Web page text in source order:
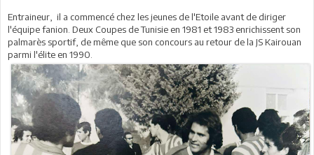
Entraineur, il a commencé chez les jeunes de l'Etoile avant de diriger
l'équipe fanion. Deux Coupes de Tunisie en 1981 et 1983 enrichissent son
palmarès sportif, de même que son concours au retour de la JS Kairouan
parmi l'élite en 1990.